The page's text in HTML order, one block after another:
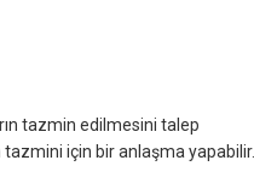
tazmin edilmesini talep
tazmini için bir anlaşma yapabilir.